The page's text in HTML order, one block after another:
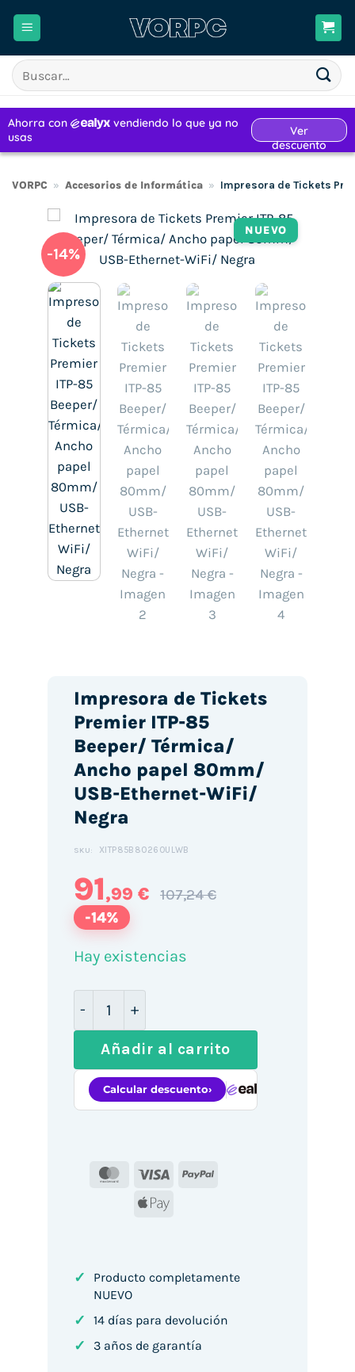
Buscar
por:
VORPC » Accesorios de Informática » Impresora de Tickets
NUEVO
-14%
Impresora de Tickets
Premier ITP-85
Beeper/ Térmica/
Ancho papel 80mm/
USB-Ethernet-WiFi/
Negra
SKU: XITP85B80260ULWB
91,99 € 107,24 €
-14%
Hay existencias
Añadir al carrito
MasterCard
Visa
PayPal
Apple
✓
Producto completamente
NUEVO
✓ 14 días para devolución
✓ 3 años de garantía